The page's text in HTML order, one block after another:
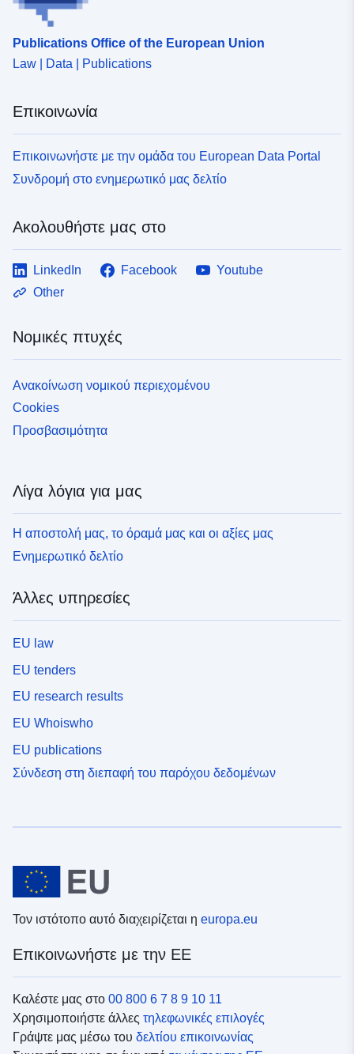
Publications Office of the European Union
Law | Data | Publications
Επικοινωνία
Επικοινωνήστε με την ομάδα του European Data Portal
Συνδρομή στο ενημερωτικό μας δελτίο
Ακολουθήστε μας στο
LinkedIn Facebook
Youtube
Other
Νομικές πτυχές
Ανακοίνωση νομικού περιεχομένου
Cookies
Προσβασιμότητα
Λίγα λόγια για μας
Η αποστολή μας, το όραμά μας και οι αξίες μας
Ενημερωτικό δελτίο
Άλλες υπηρεσίες
EU law
EU tenders
EU research results
EU Whoiswho
EU publications
Σύνδεση στη διεπαφή του παρόχου δεδομένων
Τον ιστότοπο αυτό διαχειρίζεται η europa.eu
Επικοινωνήστε με την ΕΕ
Καλέστε μας στο 00 800 6 7 8 9 10 11
Χρησιμοποιήστε άλλες τηλεφωνικές επιλογές
Γράψτε μας μέσω του δελτίου επικοινωνίας